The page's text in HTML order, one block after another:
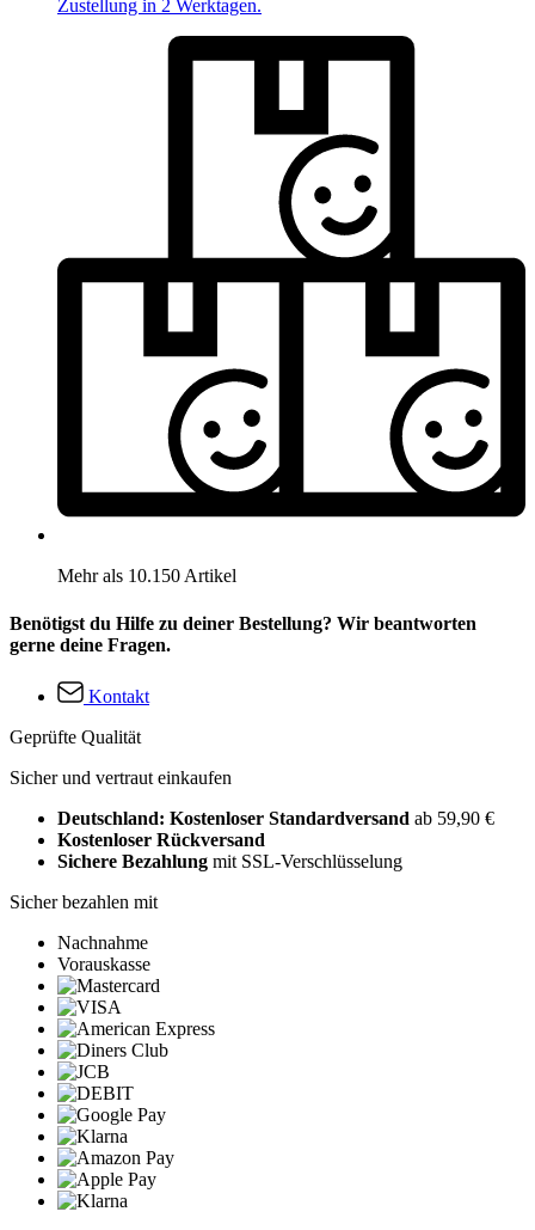
Zustellung in 2 Werktagen.
Mehr als 10.150 Artikel
Benötigst du Hilfe zu deiner Bestellung? Wir beantworten
gerne deine Fragen.
Kontakt
Geprüfte Qualität
Sicher und vertraut einkaufen
Deutschland: Kostenloser Standardversand ab 59,90 €
Kostenloser Rückversand
Sichere Bezahlung mit SSL-Verschlüsselung
Sicher bezahlen mit
Nachnahme
Vorauskasse